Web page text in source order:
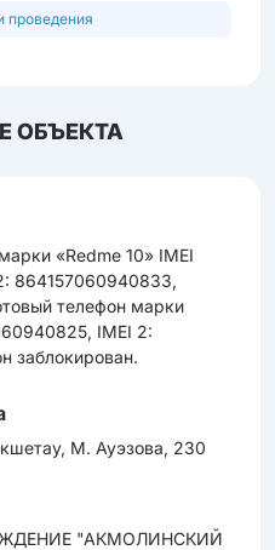
проведения
ОБЪЕКТА
«Redme 10» IMEI
864157060940833,
телефон марки
IMEI 2:
заблокирован.
М. Ауэзова, 230
"АКМОЛИНСКИЙ